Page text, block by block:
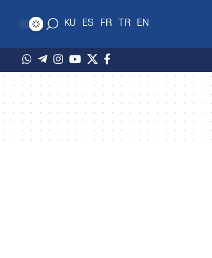
EN
TR
FR
ES
KU